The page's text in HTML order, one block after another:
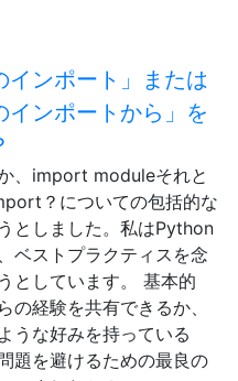
インポート」または
インポートから」を
、import moduleそれと
？についての包括的な
としました。私はPython
ベストプラクティスを念
としています。 基本的
の経験を共有できるか、
うな好みを持っている
題を避けるための最良の